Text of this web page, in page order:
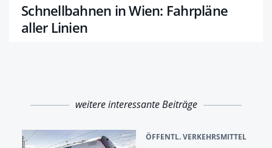
Schnellbahnen in Wien: Fahrpläne
aller Linien
weitere interessante Beiträge
ÖFFENTL. VERKEHRSMITTEL